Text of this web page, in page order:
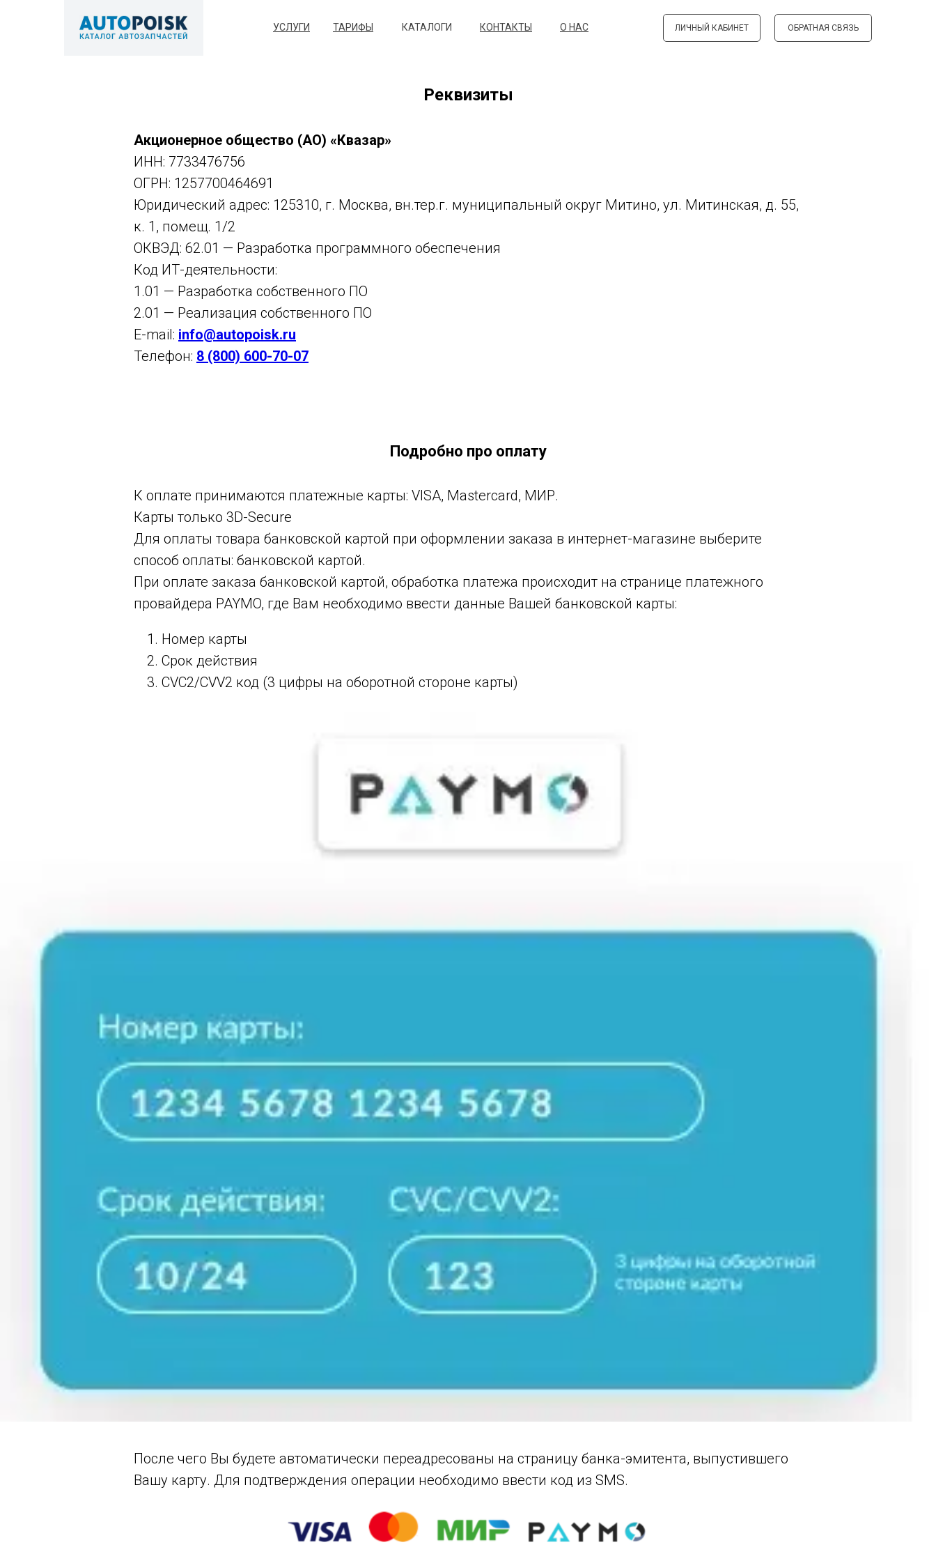
О НАС
КОНТАКТЫ
КАТАЛОГИ
ТАРИФЫ
УСЛУГИ ОБРАТНАЯ СВЯЗЬ
ЛИЧНЫЙ КАБИНЕТ
Реквизиты
Акционерное общество (АО) «Квазар»
ИНН: 7733476756
ОГРН: 1257700464691
Юридический адрес: 125310, г. Москва, вн.тер.г. муниципальный округ Митино, ул. Митинская, д. 55,
к. 1, помещ. 1/2
ОКВЭД: 62.01 — Разработка программного обеспечения
Код ИТ-деятельности:
1.01 — Разработка собственного ПО
2.01 — Реализация собственного ПО
E-mail: info@autopoisk.ru
Телефон: 8 (800) 600-70-07
Подробно про оплату
К оплате принимаются платежные карты: VISA, Masterсard, МИР.
Карты только 3D-Secure
Для оплаты товара банковской картой при оформлении заказа в интернет-магазине выберите
способ оплаты: банковской картой.
При оплате заказа банковской картой, обработка платежа происходит на странице платежного
провайдера PAYMO, где Вам необходимо ввести данные Вашей банковской карты:
Номер карты
Срок действия
CVC2/CVV2 код (3 цифры на оборотной стороне карты)
После чего Вы будете автоматически переадресованы на страницу банка-эмитента, выпустившего
Вашу карту. Для подтверждения операции необходимо ввести код из SMS.